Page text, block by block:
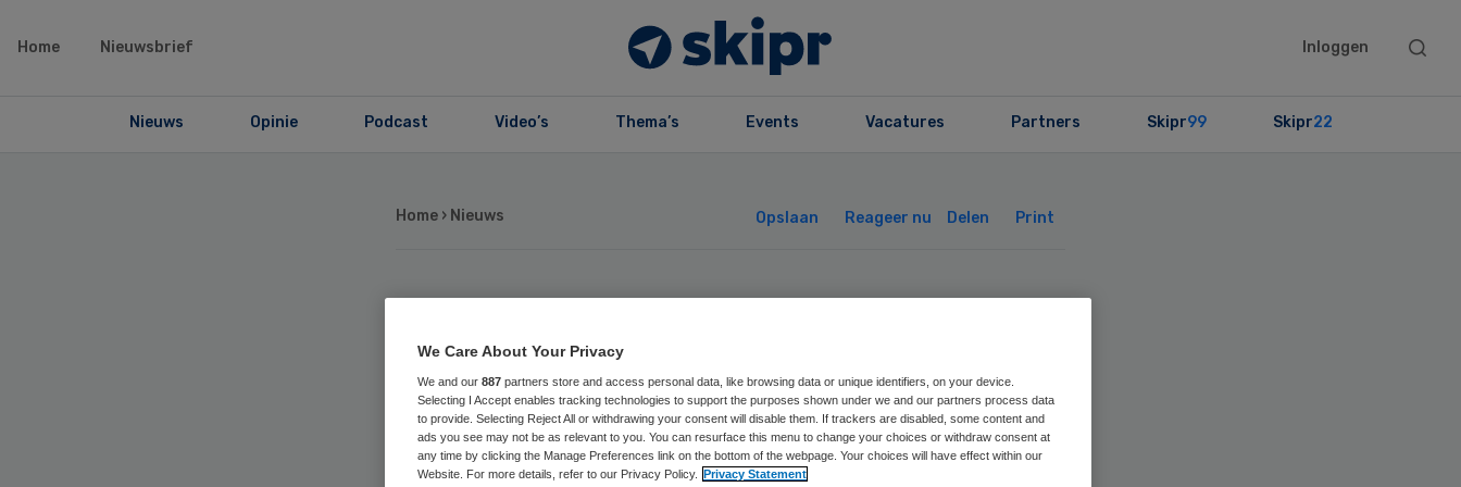
Home Nieuwsbrief Inloggen
Search
Nieuws Opinie Podcast Video’s Thema’s Events Vacatures Partners Skipr99 Skipr22
Home › Nieuws Opslaan Reageer nu Delen Print
ABU: korter
doorbetalen bij ziekte
We Care About Your Privacy
We and our 887 partners store and access personal data, like browsing data or unique identifiers, on your device.
Selecting I Accept enables tracking technologies to support the purposes shown under we and our partners process data
to provide. Selecting Reject All or withdrawing your consent will disable them. If trackers are disabled, some content and
ads you see may not be as relevant to you. You can resurface this menu to change your choices or withdraw consent at
any time by clicking the Manage Preferences link on the bottom of the webpage. Your choices will have effect within our
Website. For more details, refer to our Privacy Policy. Privacy Statement